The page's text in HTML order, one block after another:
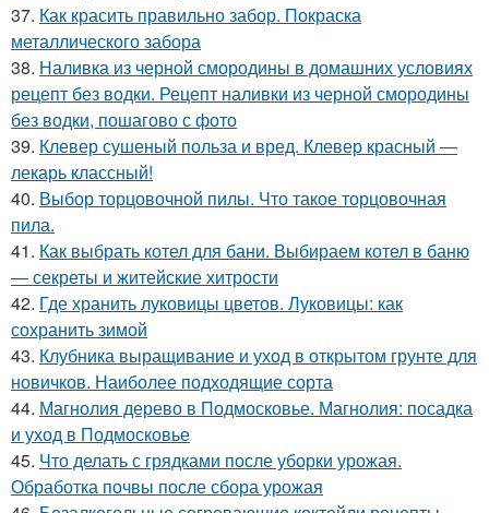
37. Как красить правильно забор. Покраска
металлического забора
38. Наливка из черной смородины в домашних условиях
рецепт без водки. Рецепт наливки из черной смородины
без водки, пошагово с фото
39. Клевер сушеный польза и вред. Клевер красный —
лекарь классный!
40. Выбор торцовочной пилы. Что такое торцовочная
пила.
41. Как выбрать котел для бани. Выбираем котел в баню
— секреты и житейские хитрости
42. Где хранить луковицы цветов. Луковицы: как
сохранить зимой
43. Клубника выращивание и уход в открытом грунте для
новичков. Наиболее подходящие сорта
44. Магнолия дерево в Подмосковье. Магнолия: посадка
и уход в Подмосковье
45. Что делать с грядками после уборки урожая.
Обработка почвы после сбора урожая